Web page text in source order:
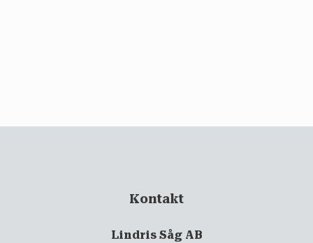
Kontakt
Lindris Såg AB